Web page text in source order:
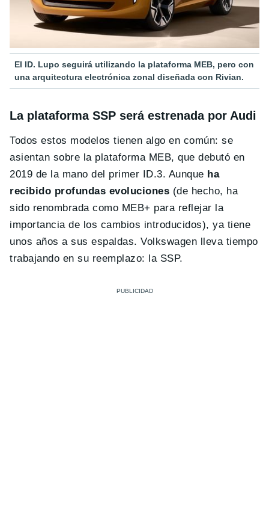
El ID. Lupo seguirá utilizando la plataforma MEB, pero con
una arquitectura electrónica zonal diseñada con Rivian.
La plataforma SSP será estrenada por Audi
Todos estos modelos tienen algo en común: se
asientan sobre la plataforma MEB, que debutó en
2019 de la mano del primer ID.3. Aunque ha
recibido profundas evoluciones (de hecho, ha
sido renombrada como MEB+ para reflejar la
importancia de los cambios introducidos), ya tiene
unos años a sus espaldas. Volkswagen lleva tiempo
trabajando en su reemplazo: la SSP.